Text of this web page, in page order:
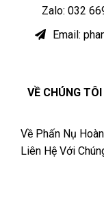
Zalo: 032
Email:
VỀ CHÚNG TÔI
Về Phấn Nụ
Liên Hệ Với